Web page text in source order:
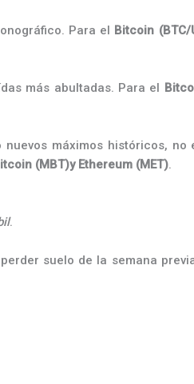
Para el Bitcoin (BTC/
más abultadas. Para el
máximos históricos, no
(MBT)y Ethereum (MET).
.
suelo de la semana